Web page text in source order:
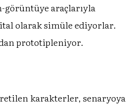
araçlarıyla
olarak simüle ediyorlar.
prototipleniyor.
karakterler, senaryoya